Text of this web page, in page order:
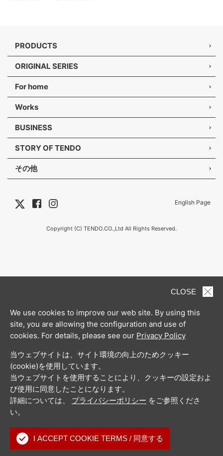
PRODUCTS
ORIGINAL SERIES
For home
Works
BUSINESS
STORY OF TENDO
その他
English Page
Copyright (C) TENDO.CO.,Ltd All Rights Reserved.
CLOSE
We use cookies to improve our web site. By using this
site, you are allowing the configuration and use of
cookies. For details, please see our Privacy Policy
当ウェブサイトは、サイト環境の向上のためクッキー
(cookie)を使用しています。
当ウェブサイトを使用することにより、クッキーの設定およ
び使用に同意したことになります。
詳細については、 プライバシーポリシー をご参照くださ
い。
I ACCEPT COOKIE TERMS / 同意する